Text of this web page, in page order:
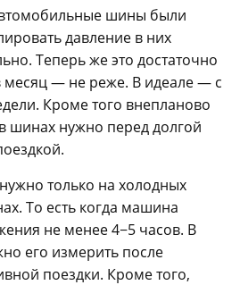
шины были
давление в них
Теперь же это достаточно
месяц — не реже. В идеале — с
Кроме того внепланово
шинах нужно перед долгой
только на холодных
То есть когда машина
не менее 4−5 часов. В
его измерить после
поездки. Кроме того,